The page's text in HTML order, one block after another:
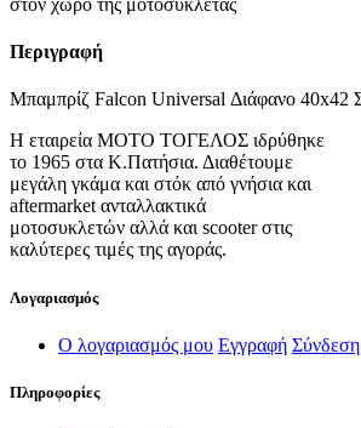
Περιγραφή
Μπαμπρίζ Falcon Universal Διάφανο 40x42
Η εταιρεία ΜΟΤΟ ΤΟΓΕΛΟΣ ιδρύθηκε
το 1965 στα Κ.Πατήσια. Διαθέτουμε
μεγάλη γκάμα και στόκ από γνήσια και
aftermarket ανταλλακτικά
μοτοσυκλετών αλλά και scooter στις
καλύτερες τιμές της αγοράς.
Λογαριασμός
Ο λογαριασμός μου Εγγραφή Σύνδεση
Πληροφορίες